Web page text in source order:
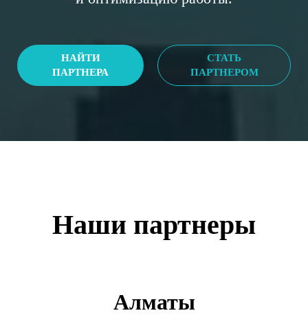
НАЙТИ
ПАРТНЕРА
СТАТЬ
ПАРТНЕРОМ
Наши партнеры
Алматы